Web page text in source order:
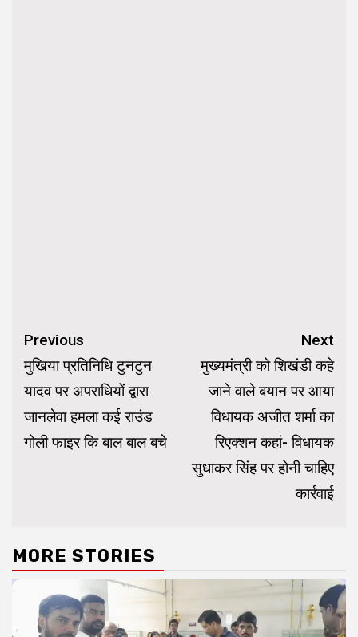
Continue
Reading
Previous
मुखिया प्रतिनिधि टुनटुन
यादव पर अपराधियों द्वारा
जानलेवा हमला कई राउंड
गोली फाइर कि बाल बाल बचे
Next
मुख्यमंत्री को शिखंडी कहे
जाने वाले बयान पर आया
विधायक अजीत शर्मा का
रिएक्शन कहां- विधायक
सुधाकर सिंह पर होनी चाहिए
कार्रवाई
MORE STORIES